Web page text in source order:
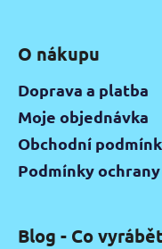
O nákupu
Doprava a platba
Moje objednávka
Obchodní
Podmínky
Blog - Co